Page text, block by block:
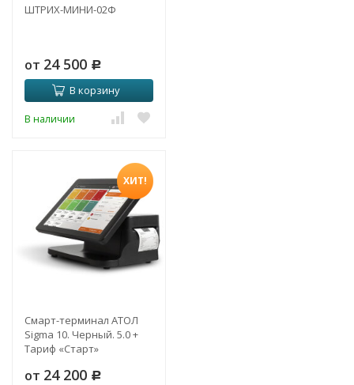
ШТРИХ-МИНИ-02Ф
от 24 500 Р
В корзину
В наличии
ХИТ!
Смарт-терминал АТОЛ
Sigma 10. Черный. 5.0 +
Тариф «Старт»
от 24 200 Р